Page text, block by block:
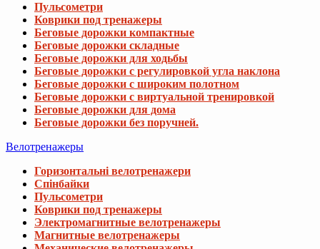
Пульсометри
Коврики под тренажеры
Беговые дорожки компактные
Беговые дорожки складные
Беговые дорожки для ходьбы
Беговые дорожки с регулировкой угла наклона
Беговые дорожки с широким полотном
Беговые дорожки с виртуальной тренировкой
Беговые дорожки для дома
Беговые дорожки без поручней.
Велотренажеры
Горизонтальні велотренажери
Спінбайки
Пульсометри
Коврики под тренажеры
Электромагнитные велотренажеры
Магнитные велотренажеры